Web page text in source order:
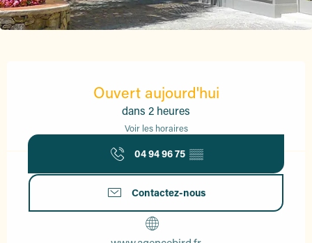
Ouvert aujourd'hui
dans 2 heures
Voir les horaires
04 94 96 75 ▒▒
Contactez-nous